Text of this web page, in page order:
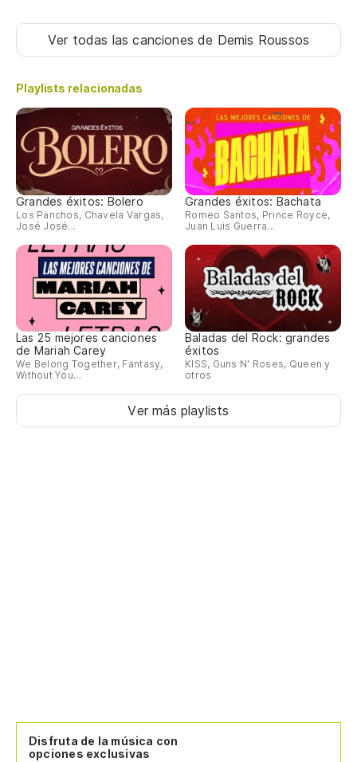
Ver todas las cancionesde Demis Roussos
Playlists relacionadas
Grandes éxitos: Bolero
Los Panchos, Chavela Vargas,
José José...
Grandes éxitos: Bachata
Romeo Santos, Prince Royce,
Juan Luis Guerra...
Las 25 mejores canciones
de Mariah Carey
We Belong Together, Fantasy,
Without You...
Baladas del Rock: grandes
éxitos
KISS, Guns N' Roses, Queen y
otros
Ver más playlists
Disfruta de la música con
opciones exclusivas